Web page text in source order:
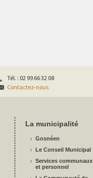
Tél. : 02 99 66 32 08
Contactez-nous
La municipalité
Gosnéen
Le Conseil Municipal
Services communaux
et personnel